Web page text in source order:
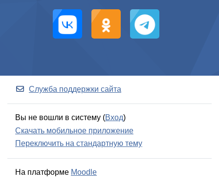
Служба поддержки сайта
Вы не вошли в систему (Вход)
Скачать мобильное приложение
Переключить на стандартную тему
На платформе Moodle